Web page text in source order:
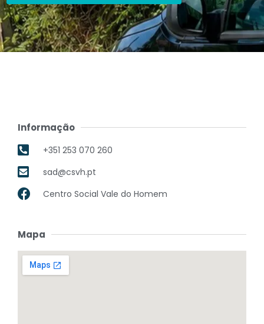
Informação
+351 253 070 260
sad@csvh.pt
Centro Social Vale do Homem
Mapa